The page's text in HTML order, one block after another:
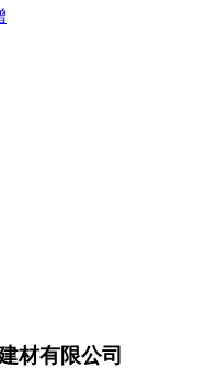
材有限公司